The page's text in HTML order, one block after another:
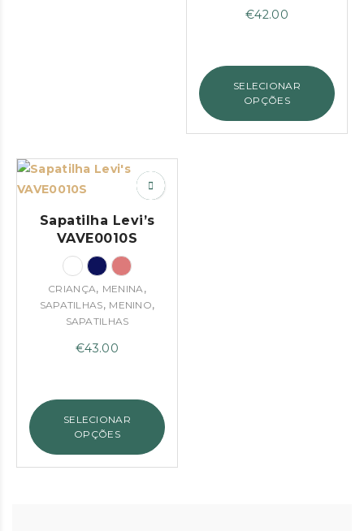
€42.00
SELECIONAR
OPÇÕES
Sapatilha Levi’s
VAVE0010S
CRIANÇA, MENINA,
SAPATILHAS, MENINO,
SAPATILHAS
€43.00
SELECIONAR
OPÇÕES